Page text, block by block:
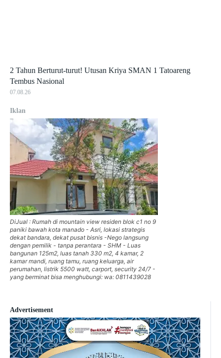
Advertisement
2 Tahun Berturut-turut! Utusan Kriya SMAN 1 Tatoareng
Tembus Nasional
07.08.26
Iklan
DiJual : Rumah di mountain view residen blok c1 no 9
paniki bawah kota manado - Asri, lokasi strategis
dekat bandara, dekat pusat bisnis -Nego langsung
dengan pemilik - tanpa perantara - SHM - Luas
bangunan 125m2, luas tanah 330 m2, 4 kamar, 2
kamar mandi, ruang tamu, ruang keluarga, air
perumahan, listrik 5500 watt, carport, security 24/7 -
yang berminat bisa menghubungi: wa: 0811439028